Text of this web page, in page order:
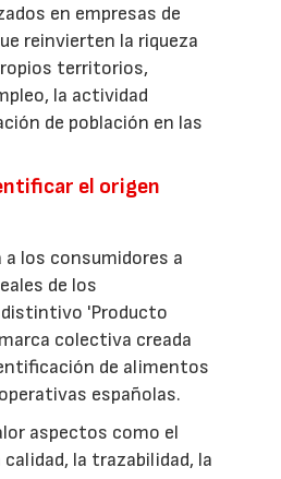
en empresas de
reinvierten la riqueza
territorios,
la actividad
de población en las
el origen
los consumidores a
de los
distintivo 'Producto
colectiva creada
de alimentos
españolas.
aspectos como el
la trazabilidad, la